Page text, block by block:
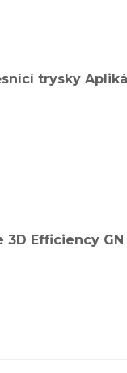
trysky
Efficiency